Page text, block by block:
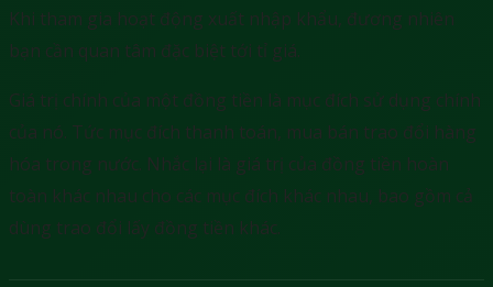
Khi tham gia hoạt động xuất nhập khẩu, đương nhiên
bạn cần quan tâm đặc biệt tới tỉ giá.
Giá trị chính của một đồng tiền là mục đích sử dụng chính
của nó. Tức mục đích thanh toán, mua bán trao đổi hàng
hóa trong nước. Nhắc lại là giá trị của đồng tiền hoàn
toàn khác nhau cho các mục đích khác nhau, bao gồm cả
dùng trao đổi lấy đồng tiền khác.